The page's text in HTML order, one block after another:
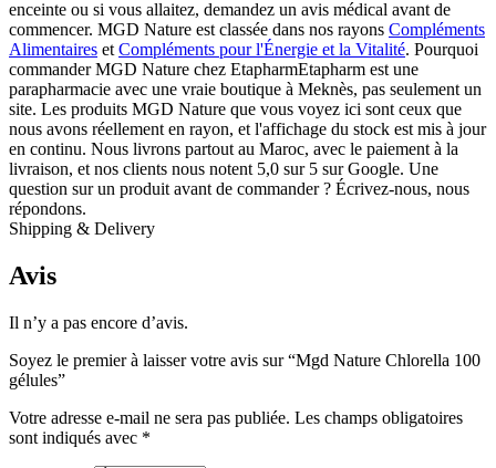
enceinte ou si vous allaitez, demandez un avis médical avant de
commencer. MGD Nature est classée dans nos rayons Compléments
Alimentaires etCompléments pour l'Énergie et la Vitalité. Pourquoi
commander MGD Nature chez EtapharmEtapharm est une
parapharmacie avec une vraie boutique à Meknès, pas seulement un
site. Les produits MGD Nature que vous voyez ici sont ceux que
nous avons réellement en rayon, et l'affichage du stock est mis à jour
en continu. Nous livrons partout au Maroc, avec le paiement à la
livraison, et nos clients nous notent 5,0 sur 5 sur Google. Une
question sur un produit avant de commander ? Écrivez-nous, nous
répondons.
Shipping & Delivery
Avis
Il n’y a pas encore d’avis.
Soyez le premier à laisser votre avis sur “Mgd Nature Chlorella 100
gélules”
Votre adresse e-mail ne sera pas publiée. Les champs obligatoires
sont indiqués avec *